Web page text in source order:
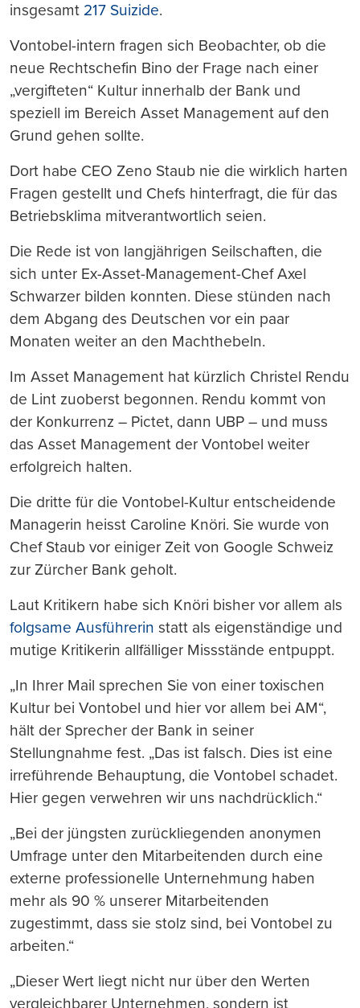
insgesamt 217 Suizide.
Vontobel-intern fragen sich Beobachter, ob die
neue Rechtschefin Bino der Frage nach einer
„vergifteten“ Kultur innerhalb der Bank und
speziell im Bereich Asset Management auf den
Grund gehen sollte.
Dort habe CEO Zeno Staub nie die wirklich harten
Fragen gestellt und Chefs hinterfragt, die für das
Betriebsklima mitverantwortlich seien.
Die Rede ist von langjährigen Seilschaften, die
sich unter Ex-Asset-Management-Chef Axel
Schwarzer bilden konnten. Diese stünden nach
dem Abgang des Deutschen vor ein paar
Monaten weiter an den Machthebeln.
Im Asset Management hat kürzlich Christel Rendu
de Lint zuoberst begonnen. Rendu kommt von
der Konkurrenz – Pictet, dann UBP – und muss
das Asset Management der Vontobel weiter
erfolgreich halten.
Die dritte für die Vontobel-Kultur entscheidende
Managerin heisst Caroline Knöri. Sie wurde von
Chef Staub vor einiger Zeit von Google Schweiz
zur Zürcher Bank geholt.
Laut Kritikern habe sich Knöri bisher vor allem als
folgsame Ausführerin statt als eigenständige und
mutige Kritikerin allfälliger Missstände entpuppt.
„In Ihrer Mail sprechen Sie von einer toxischen
Kultur bei Vontobel und hier vor allem bei AM“,
hält der Sprecher der Bank in seiner
Stellungnahme fest. „Das ist falsch. Dies ist eine
irreführende Behauptung, die Vontobel schadet.
Hier gegen verwehren wir uns nachdrücklich.“
„Bei der jüngsten zurückliegenden anonymen
Umfrage unter den Mitarbeitenden durch eine
externe professionelle Unternehmung haben
mehr als 90 % unserer Mitarbeitenden
zugestimmt, dass sie stolz sind, bei Vontobel zu
arbeiten.“
„Dieser Wert liegt nicht nur über den Werten
vergleichbarer Unternehmen, sondern ist